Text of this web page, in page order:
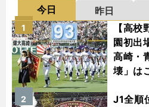
今日 昨日
【高
園初出
高崎・
壊」は
1
J1全順
2